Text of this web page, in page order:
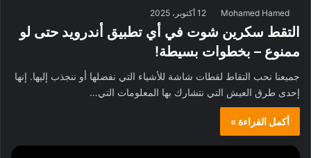
Mohamed Hamed 12 أكتوبر، 2025
التقط سكرين شوت في أي تطبيق أندرويد حتى لو
ممنوع – بخطوات بسيطة!
جميعنا نحب التقاط لقطات شاشة للأشياء التي نفضلها أو ننجذب إليها. إنها
إحدى طرق العيش التي نتشارك بها المعلومات التي…
أكمل القراءة »